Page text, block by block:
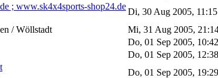
; www.sk4x4sports-shop24.de
Di, 30 Aug 2005, 11:15
/ Wöllstadt
Mi, 31 Aug 2005,
Do, 01 Sep 2005, 10:42
Do, 01 Sep 2005, 12:38
Do, 01 Sep 2005, 19:29